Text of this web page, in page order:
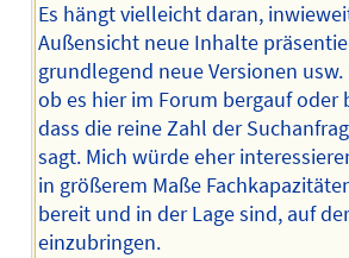
Es hängt vielleicht daran,
Außensicht neue Inhalte
grundlegend neue Versionen
ob es hier im Forum bergauf oder
dass die reine Zahl der
sagt. Mich würde eher
in größerem Maße
bereit und in der Lage sind, auf
einzubringen.